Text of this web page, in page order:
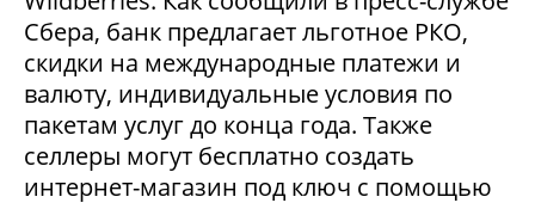
Сбера, банк предлагает льготное РКО,
скидки на международные платежи и
валюту, индивидуальные условия по
пакетам услуг до конца года. Также
селлеры могут бесплатно создать
интернет-магазин под ключ с помощью